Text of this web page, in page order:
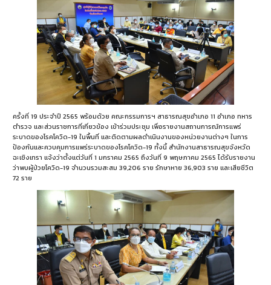
ครั้งที่ 19 ประจำปี 2565 พร้อมด้วย คณะกรรมการฯ สาธารณสุขอำเภอ 11 อำเภอ ทหาร
ตำรวจ และส่วนราชการที่เกี่ยวข้อง เข้าร่วมประชุม เพื่อรายงานสถานการณ์การแพร่
ระบาดของโรคโควิด-19 ในพื้นที่ และติดตามผลดำเนินงานของหน่วยงานต่างๆ ในการ
ป้องกันและควบคุมการแพร่ระบาดของโรคโควิด-19 ทั้งนี้ สำนักงานสาธารณสุขจังหวัด
ฉะเชิงเทรา แจ้งว่าตั้งแต่วันที่ 1 มกราคม 2565 ถึงวันที่ 9 พฤษภาคม 2565 ได้รับรายงาน
ว่าพบผู้ป่วยโควิด-19 จำนวนรวมสะสม 39,206 ราย รักษาหาย 36,903 ราย และเสียชีวิต
72 ราย